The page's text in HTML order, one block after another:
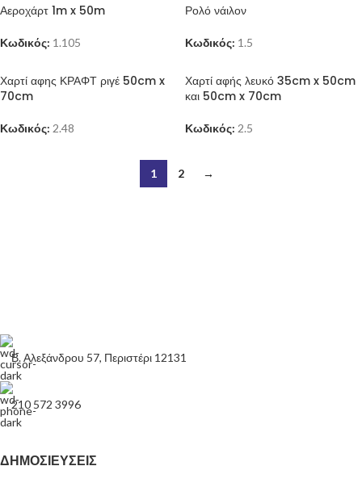
Αεροχάρτ 1m x 50m
Κωδικός: 1.105
Ρολό νάιλον
Κωδικός: 1.5
Χαρτί αφης ΚΡΑΦΤ ριγέ 50cm x
70cm
Κωδικός: 2.48
Χαρτί αφής λευκό 35cm x 50cm
και 50cm x 70cm
Κωδικός: 2.5
1 2 →
Β. Αλεξάνδρου 57, Περιστέρι 12131
210 572 3996
ΔΗΜΟΣΙΕΎΣΕΙΣ